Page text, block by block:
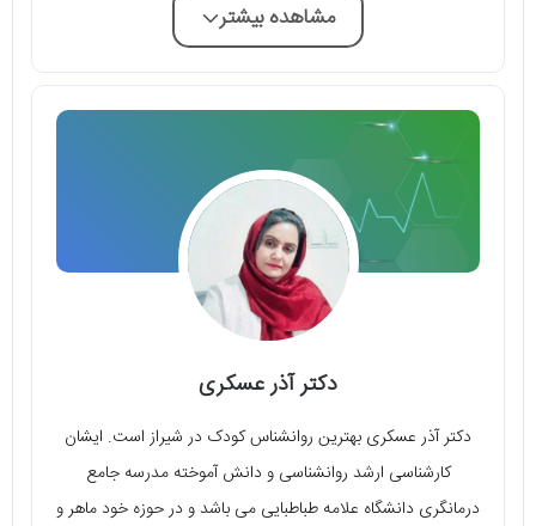
مشاهده بیشتر
دکتر آذر عسکری
دکتر آذر عسکری بهترین روانشناس کودک در شیراز است. ایشان
کارشناسی ارشد روانشناسی و دانش آموخته مدرسه جامع
درمانگری دانشگاه علامه طباطبایی می باشد و در حوزه خود ماهر و